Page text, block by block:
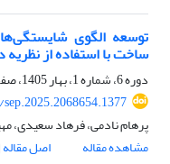
توسعه الگوی
ساخت با استفاده از نظریه
دوره 6، شماره 1، بهار 1405، صفحه
پرهام نادمی، فرهاد سعیدی،
مشاهده مقاله
اصل مقاله